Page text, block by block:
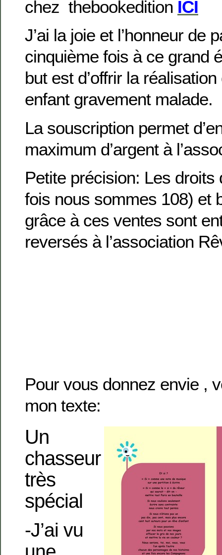
chez thebookedition ICI
J’ai la joie et l’honneur de
cinquième fois à ce grand
but est d’offrir la
enfant gravement malade.
La souscription permet
maximum d’argent à
Petite précision: Les droits
fois nous sommes 108) et
grâce à ces ventes sont
reversés à l’association
Pour vous donnez envie ,
mon texte:
Un
chasseur
très
spécial
-J’ai vu